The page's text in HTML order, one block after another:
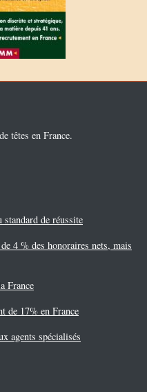
têtes en France.
standard de réussite
4 % des honoraires nets, mais
France
de 17% en France
agents spécialisés